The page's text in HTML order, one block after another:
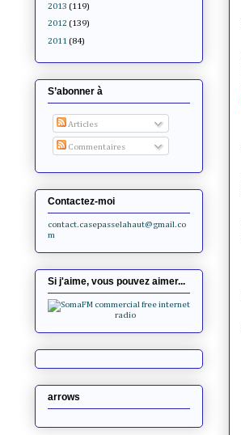
2013 (119)
2012 (139)
2011 (84)
S’abonner à
Articles
Commentaires
Contactez-moi
contact.casepasselahaut@gmail.co
m
Si j'aime, vous pouvez aimer...
arrows